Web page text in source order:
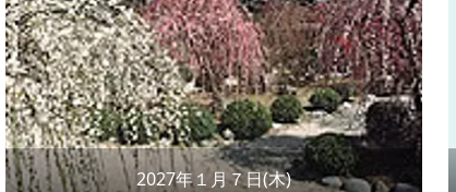
2027年１月７日(木)